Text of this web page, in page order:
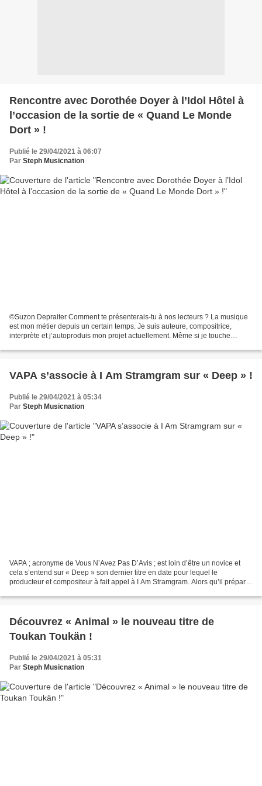
Rencontre avec Dorothée Doyer à l’Idol Hôtel à
l’occasion de la sortie de « Quand Le Monde
Dort » !
Publié le 29/04/2021 à 06:07
Par Steph Musicnation
©Suzon Depraiter Comment te présenterais-tu à nos lecteurs ? La musique
est mon métier depuis un certain temps. Je suis auteure, compositrice,
interprète et j’autoproduis mon projet actuellement. Même si je touche
VAPA s’associe à I Am Stramgram sur « Deep » !
Publié le 29/04/2021 à 05:34
Par Steph Musicnation
VAPA ; acronyme de Vous N’Avez Pas D’Avis ; est loin d’être un novice et
cela s’entend sur « Deep » son dernier titre en date pour lequel le
producteur et compositeur à fait appel à I Am Stramgram. Alors qu’il prépare
Découvrez « Animal » le nouveau titre de
Toukan Toukän !
Publié le 29/04/2021 à 05:31
Par Steph Musicnation